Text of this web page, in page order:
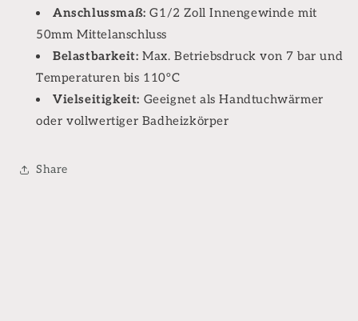
Anschlussmaß: G1/2 Zoll Innengewinde mit
50mm Mittelanschluss
Belastbarkeit: Max. Betriebsdruck von 7 bar und
Temperaturen bis 110°C
Vielseitigkeit: Geeignet als Handtuchwärmer
oder vollwertiger Badheizkörper
Share